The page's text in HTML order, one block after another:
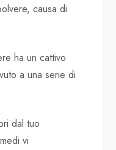
causa di
ha un cattivo
a una serie di
dal tuo
vi